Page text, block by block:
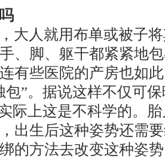
大人就用布单或被子
、脚、躯干都紧紧地
有些医院的产房也如
包”。据说这样不仅可
际上这是不科学的。
出生后这种姿势还需
的方法去改变这种姿